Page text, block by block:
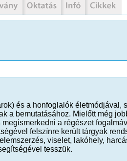
és a honfoglalók életmódjával,
a bemutatásához. Mielőtt még
a régészet
felszínre került tárgyak
viselet, lakóhely,
tesszük.